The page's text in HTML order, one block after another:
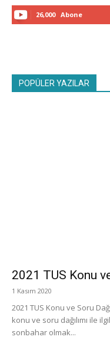
26,000 Abone
POPÜLER YAZILAR
2021 TUS Konu
1 Kasım 2020
2021 TUS Konu ve Soru
konu ve soru dağılımı ile
sonbahar olmak...